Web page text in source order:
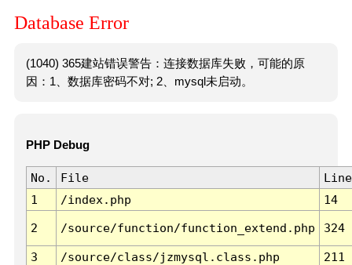
Database Error
(1040) 365建站错误警告：连接数据库失败，可能的原
因：1、数据库密码不对; 2、mysql未启动。
PHP Debug
No. File
Line
1
/index.php 14
2 /source/function/function_extend.php 324
3 /source/class/jzmysql.class.php
211